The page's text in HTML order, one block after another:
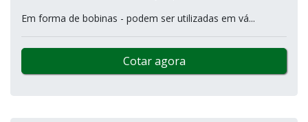
Em forma de bobinas - podem ser utilizadas em vá...
Cotar agora